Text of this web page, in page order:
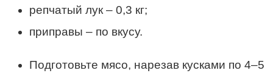
репчатый лук – 0,3 кг;
приправы – по вкусу.
Подготовьте мясо, нарезав кусками по 4–5